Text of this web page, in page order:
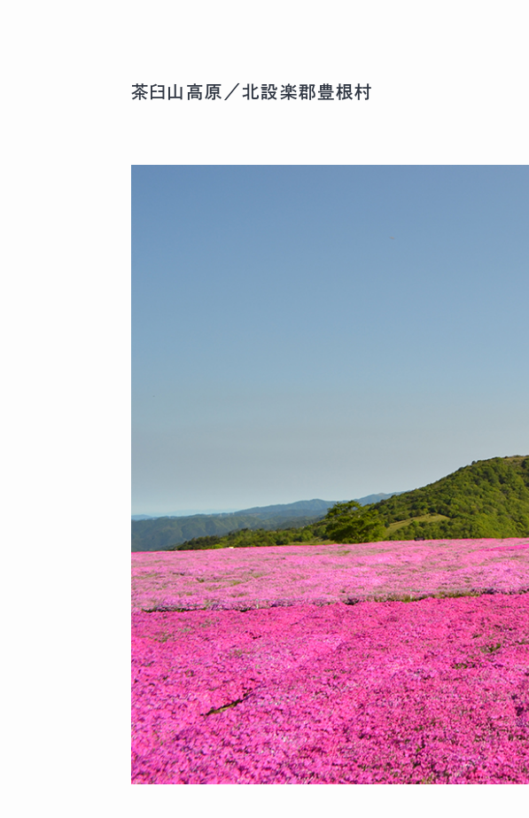
茶臼山高原／北設楽郡豊根村